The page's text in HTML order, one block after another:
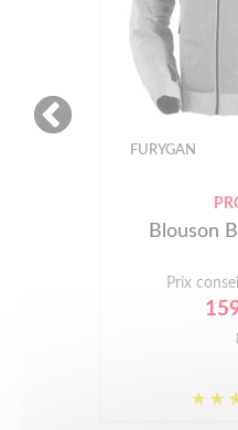
FURYGAN
Blouson
Prix